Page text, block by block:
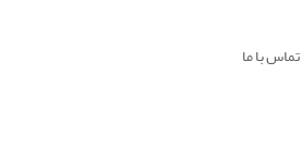
تماس با ما